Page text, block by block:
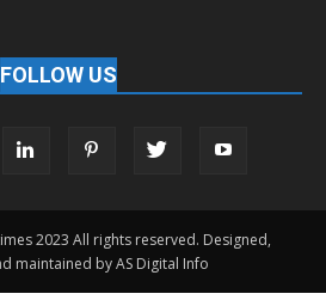
FOLLOW US
2023 All rights reserved. Designed,
maintained by AS Digital Info